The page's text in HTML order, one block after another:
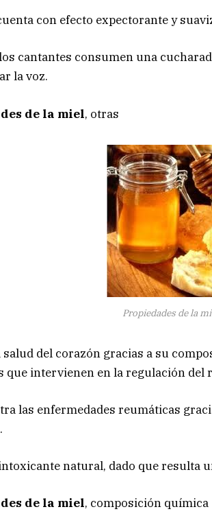
con efecto expectorante y
cantantes consumen una
la voz.
de la miel, otras
Propiedades de la
salud del corazón gracias a su
que intervienen en la regulación del
las enfermedades reumáticas
natural, dado que resulta
de la miel, composición química